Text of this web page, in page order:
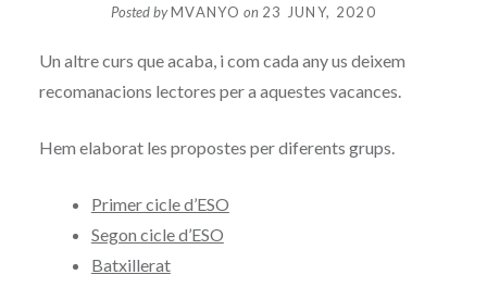
Posted byMVANYO on 23 JUNY, 2020
Un altre curs que acaba, i com cada any us deixem
recomanacions lectores per a aquestes vacances.
Hem elaborat les propostes per diferents grups.
Primer cicle d’ESO
Segon cicle d’ESO
Batxillerat